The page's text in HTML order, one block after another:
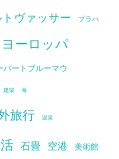
ヴァッサー プラハ
ヨーロッパ
バートブルーマウ
建築 海
旅行 温泉
石畳 空港 美術館